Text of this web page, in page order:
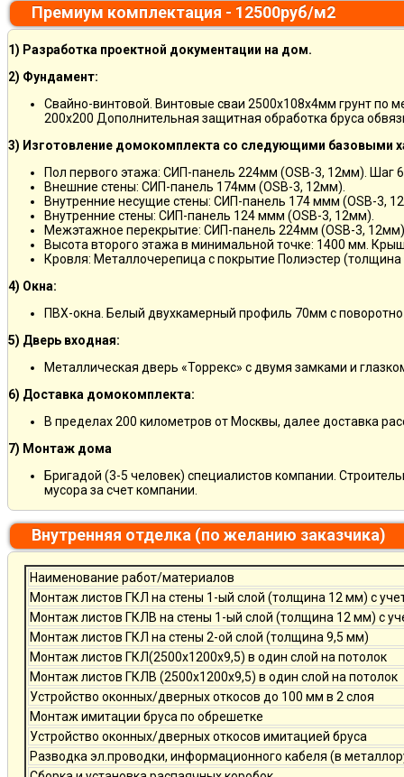
Премиум комплектация - 12500руб/м2
1) Разработка проектной документации на дом.
2) Фундамент:
Свайно-винтовой. Винтовые сваи 2500х108х4мм грунт по
200х200 Дополнительная защитная обработка бруса
3) Изготовление домокомплекта со следующими базовыми
Пол первого этажа: СИП-панель 224мм (OSB-3, 12мм). Шаг
Внешние стены: СИП-панель 174мм (OSB-3, 12мм).
Внутренние несущие стены: СИП-панель 174 ммм (OSB-3,
Внутренние стены: СИП-панель 124 ммм (OSB-3, 12мм).
Межэтажное перекрытие: СИП-панель 224мм (OSB-3,
Высота второго этажа в минимальной точке: 1400 мм.
Кровля: Металлочерепица с покрытие Полиэстер
4) Окна:
ПВХ-окна. Белый двухкамерный профиль 70мм с
5) Дверь входная:
Металлическая дверь «Торрекс» с двумя замками и
6) Доставка домокомплекта:
В пределах 200 километров от Москвы, далее доставка
7) Монтаж дома
Бригадой (3-5 человек) специалистов компании.
мусора за счет компании.
Внутренняя отделка (по желанию заказчика)
Наименование работ/материалов
Монтаж листов ГКЛ на стены 1-ый слой (толщина 12 мм) с
Монтаж листов ГКЛВ на стены 1-ый слой (толщина 12 мм) с
Монтаж листов ГКЛ на стены 2-ой слой (толщина 9,5 мм)
Монтаж листов ГКЛ(2500х1200х9,5) в один слой на потолок
Монтаж листов ГКЛВ (2500х1200х9,5) в один слой на потолок
Устройство оконных/дверных откосов до 100 мм в 2 слоя
Монтаж имитации бруса по обрешетке
Устройство оконных/дверных откосов имитацией бруса
Разводка эл.проводки, информационного кабеля (в